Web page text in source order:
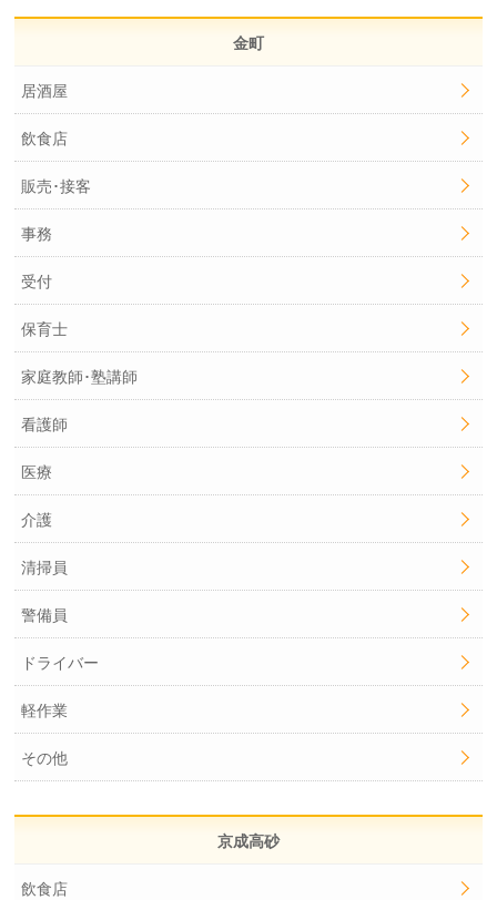
金町
居酒屋
飲食店
販売･接客
事務
受付
保育士
家庭教師･塾講師
看護師
医療
介護
清掃員
警備員
ドライバー
軽作業
その他
京成高砂
飲食店